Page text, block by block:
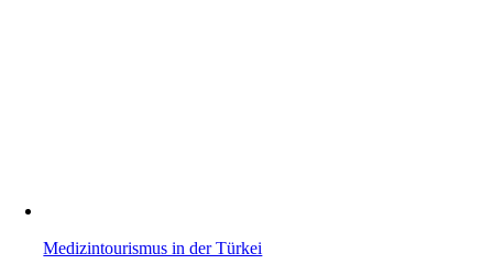
Medizintourismus in der Türkei